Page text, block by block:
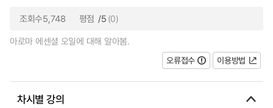
조회수5,748 평점 /5 (0)
아로마 에센셜 오일에 대해 알아봄.
오류접수
이용방법
차시별 강의